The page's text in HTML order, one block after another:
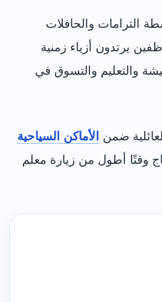
الترامات والحافلات
يرتدون أزياء زمنية
والتعليم والتسوق في
ضمن
الأماكن السياحية
وقتًا أطول من زيارة معلم